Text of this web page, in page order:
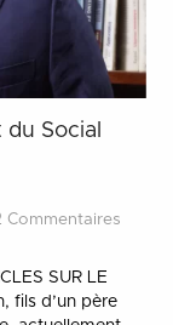
Social
Commentaires
SUR LE
fils d’un père